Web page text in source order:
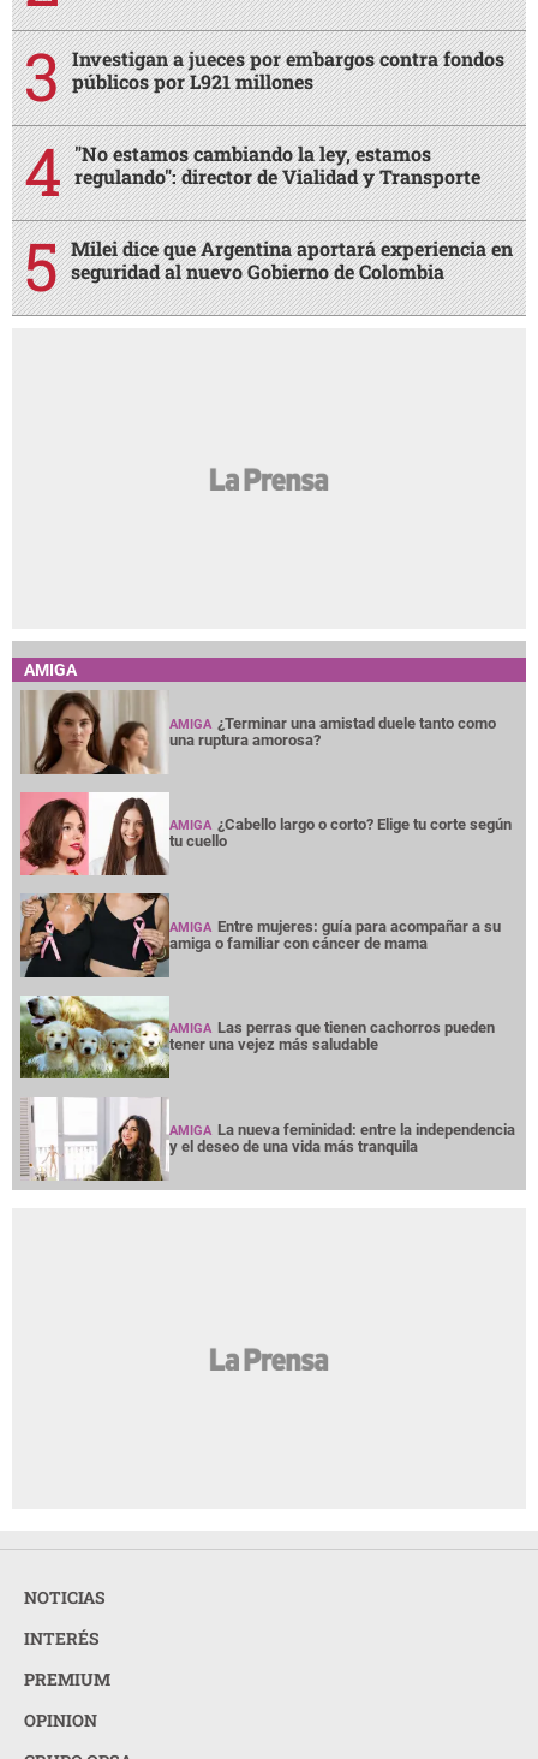
Investigan a jueces por embargos contra fondos
públicos por L921 millones
"No estamos cambiando la ley, estamos
regulando": director de Vialidad y Transporte
Milei dice que Argentina aportará experiencia en
seguridad al nuevo Gobierno de Colombia
AMIGA
AMIGA ¿Terminar una amistad duele tanto como
una ruptura amorosa?
AMIGA ¿Cabello largo o corto? Elige tu corte según
tu cuello
AMIGA Entre mujeres: guía para acompañar a su
amiga o familiar con cáncer de mama
AMIGA Las perras que tienen cachorros pueden
tener una vejez más saludable
AMIGA La nueva feminidad: entre la independencia
y el deseo de una vida más tranquila
NOTICIAS
INTERÉS
PREMIUM
OPINION